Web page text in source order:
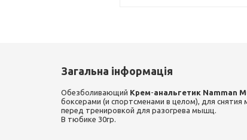
Загальна інформація
Обезболивающий Крем-анальгетик Namman
боксерами (и спортсменами в целом), для
перед тренировкой для разогрева мышц.
В тюбике 30гр.